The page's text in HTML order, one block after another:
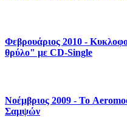
Φεβρουάριος 2010 -
θρύλο" με CD-Single
Νοέμβριος 2009 - Το
Σαμψών